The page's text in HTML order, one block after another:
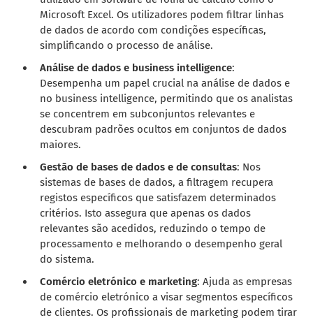
Microsoft Excel. Os utilizadores podem filtrar linhas
de dados de acordo com condições específicas,
simplificando o processo de análise.
Análise de dados e business intelligence:
Desempenha um papel crucial na análise de dados e
no business intelligence, permitindo que os analistas
se concentrem em subconjuntos relevantes e
descubram padrões ocultos em conjuntos de dados
maiores.
Gestão de bases de dados e de consultas: Nos
sistemas de bases de dados, a filtragem recupera
registos específicos que satisfazem determinados
critérios. Isto assegura que apenas os dados
relevantes são acedidos, reduzindo o tempo de
processamento e melhorando o desempenho geral
do sistema.
Comércio eletrónico e marketing: Ajuda as empresas
de comércio eletrónico a visar segmentos específicos
de clientes. Os profissionais de marketing podem tirar